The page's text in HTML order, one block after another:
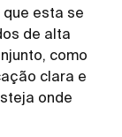
esta se
de alta
como
clara e
onde